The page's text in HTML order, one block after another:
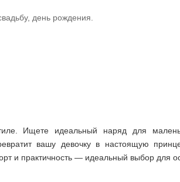
день рождения.
Ищете идеальный наряд для
вашу девочку в настоящую
и практичность — идеальный выбор для